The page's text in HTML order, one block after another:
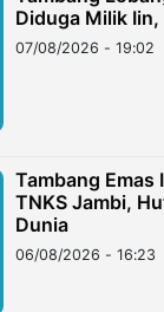
Diduga Milik
07/08/2026 - 19:02
Tambang Emas
TNKS Jambi,
Dunia
06/08/2026 - 16:23